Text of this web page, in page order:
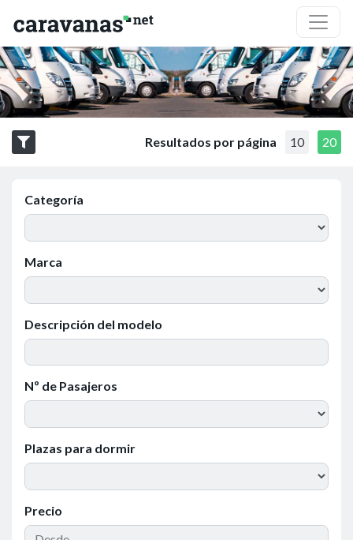
Resultados por página 10 20
Categoría
Marca
Descripción del modelo
Nº de Pasajeros
Plazas para dormir
Precio